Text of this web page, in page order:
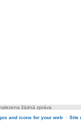
žádná zpráva
and icons for your web l Site